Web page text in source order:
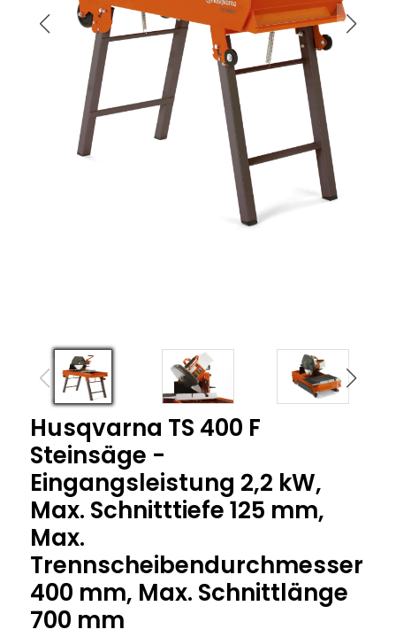
Husqvarna TS 400 F
Steinsäge -
Eingangsleistung 2,2 kW,
Max. Schnitttiefe 125 mm,
Max.
Trennscheibendurchmesser
400 mm, Max. Schnittlänge
700 mm